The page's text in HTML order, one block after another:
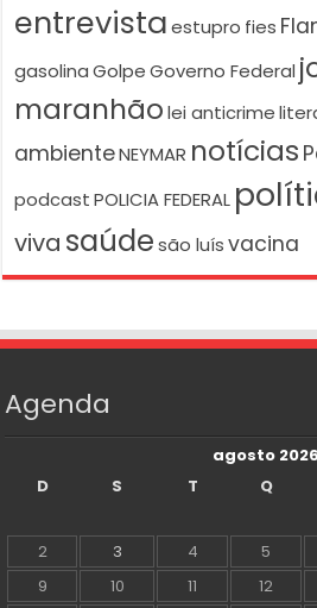
entrevista estupro fies
gasolina Golpe Governo Federal
maranhão lei anticrime
ambienteNEYMAR notícias
podcast POLICIA FEDERAL
viva saúde são luís vacina
Agenda
agosto 2026
D
S T Q
2
3 4 5
9
10 11 12